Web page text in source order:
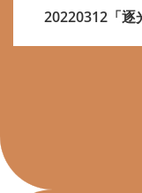
20220312「逐